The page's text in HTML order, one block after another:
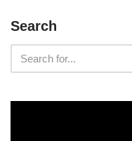
Search